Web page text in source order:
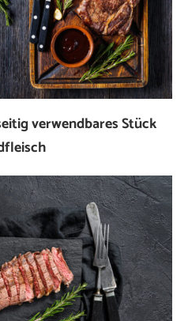
verwendbares Stück